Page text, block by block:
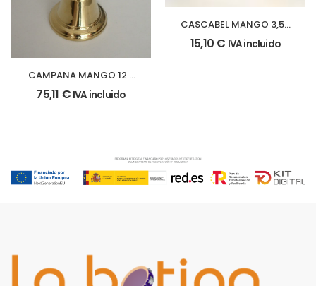
CAMPANA MANGO 12 x
19 cm.
75,11 € IVA incluido
CASCABEL MANGO 3,5 x
10,5 cm.
15,10€ IVA incluido